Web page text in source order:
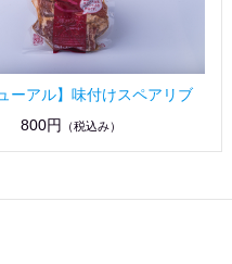
ーアル】味付けスペアリブ
800円
（税込み）